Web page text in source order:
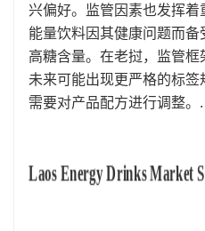
兴偏好。监管因素也发挥着
能量饮料因其健康问题而
高糖含量。在老挝，监管
未来可能出现更严格的标
需要对产品配方进行调整。.